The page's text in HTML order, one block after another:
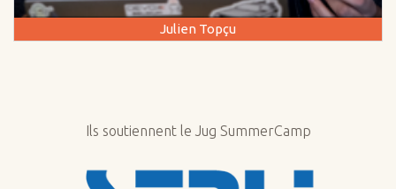
Julien Topçu
Ils soutiennent le Jug SummerCamp